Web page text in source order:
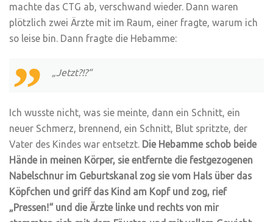
machte das CTG ab, verschwand wieder. Dann waren
plötzlich zwei Ärzte mit im Raum, einer fragte, warum ich
so leise bin. Dann fragte die Hebamme:
„Jetzt?!?“
Ich wusste nicht, was sie meinte, dann ein Schnitt, ein
neuer Schmerz, brennend, ein Schnitt, Blut spritzte, der
Vater des Kindes war entsetzt. Die Hebamme schob beide
Hände in meinen Körper, sie entfernte die festgezogenen
Nabelschnur im Geburtskanal zog sie vom Hals über das
Köpfchen und griff das Kind am Kopf und zog, rief
„Pressen!“ und die Ärzte linke und rechts von mir